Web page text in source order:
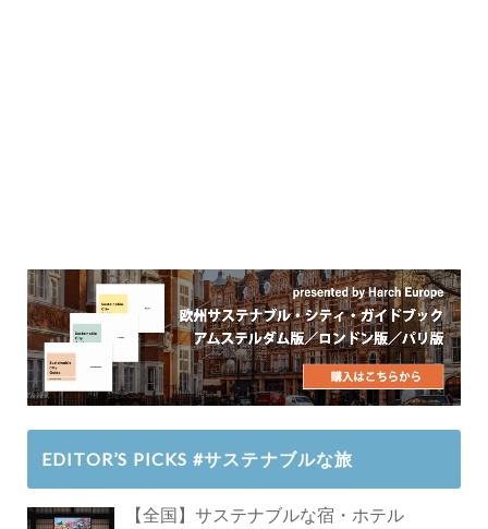
EDITOR’S PICKS #サステナブルな旅
【全国】サステナブルな宿・ホテル